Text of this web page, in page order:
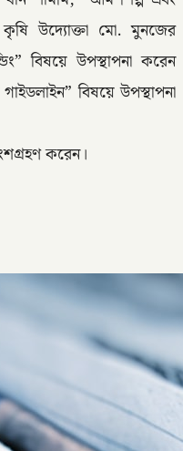
কৃষি উদ্যোক্তা মো. মুনজের
বিষয়ে উপস্থাপনা করেন
বিষয়ে উপস্থাপনা
করেন।